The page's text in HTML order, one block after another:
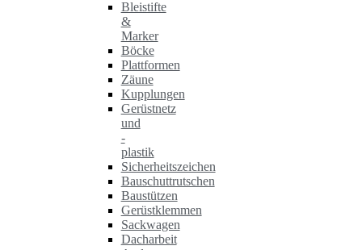
Bleistifte
&
Marker
Böcke
Plattformen
Zäune
Kupplungen
Gerüstnetz
und
-
plastik
Sicherheitszeichen
Bauschuttrutschen
Baustützen
Gerüstklemmen
Sackwagen
Dacharbeit